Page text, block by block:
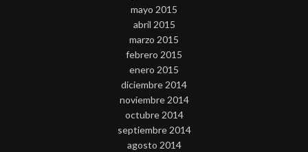
mayo 2015
abril 2015
marzo 2015
febrero 2015
enero 2015
diciembre 2014
noviembre 2014
octubre 2014
septiembre 2014
agosto 2014